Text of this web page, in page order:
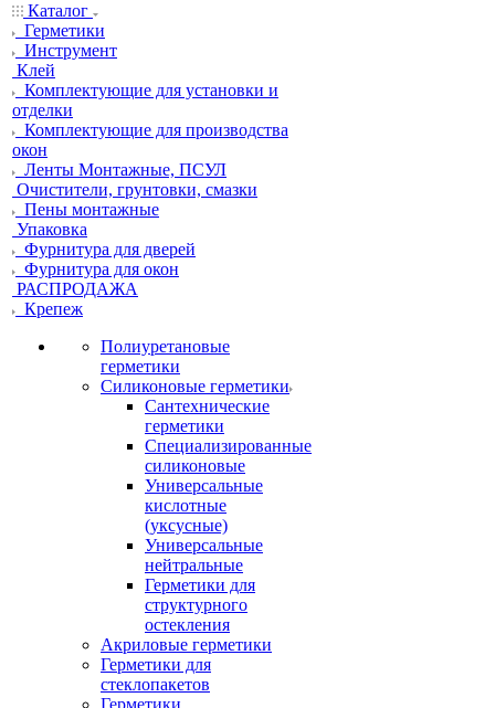
Каталог
Герметики
Инструмент
Клей
Комплектующие для установки и
отделки
Комплектующие для производства
окон
Ленты Монтажные, ПСУЛ
Очистители, грунтовки, смазки
Пены монтажные
Упаковка
Фурнитура для дверей
Фурнитура для окон
РАСПРОДАЖА
Крепеж
Полиуретановые
герметики
Силиконовые герметики
Сантехнические
герметики
Специализированные
силиконовые
Универсальные
кислотные
(уксусные)
Универсальные
нейтральные
Герметики для
структурного
остекления
Акриловые герметики
Герметики для
стеклопакетов
Герметики